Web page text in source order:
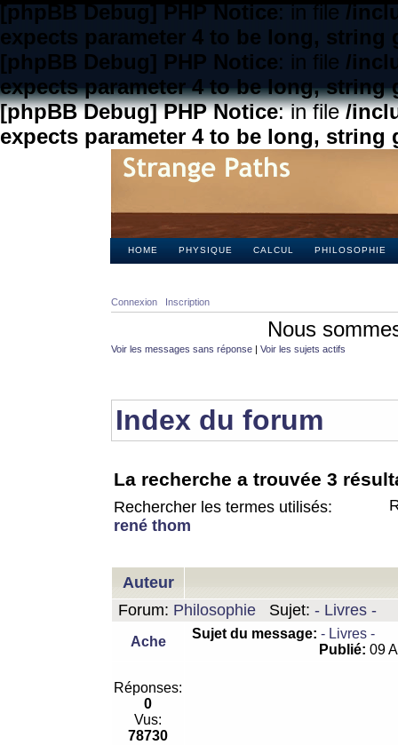
[phpBB Debug] PHP Notice: in file/
expects parameter 4 to be long, string
[phpBB Debug] PHP Notice: in file /
expects parameter 4 to be long, string
[phpBB Debug] PHP Notice: in file/
expects parameter 4 to be long, string
HOME PHYSIQUE CALCUL PHILOSOPHIE
Connexion Inscription
Nous
Voir les messages sans réponse | Voir les sujets actifs
Index du forum
La recherche a trouvée 3
Rechercher les termes utilisés:
rené thom
Auteur
Forum: Philosophie Sujet: - Livres -
Ache
Sujet du message: - Livres -
Publié: 09
Réponses:
0
Vus:
78730